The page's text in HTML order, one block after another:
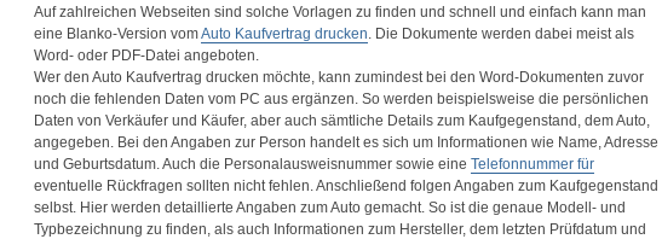
Auf zahlreichen Webseiten sind solche Vorlagen zu finden und schnell und einfach kann man
eine Blanko-Version vomAuto Kaufvertrag drucken. Die Dokumente werden dabei meist als
Word- oder PDF-Datei angeboten.
Wer den Auto Kaufvertrag drucken möchte, kann zumindest bei den Word-Dokumenten zuvor
noch die fehlenden Daten vom PC aus ergänzen. So werden beispielsweise die persönlichen
Daten von Verkäufer und Käufer, aber auch sämtliche Details zum Kaufgegenstand, dem Auto,
angegeben. Bei den Angaben zur Person handelt es sich um Informationen wie Name, Adresse
und Geburtsdatum. Auch die Personalausweisnummer sowie eine Telefonnummer für
eventuelle Rückfragen sollten nicht fehlen. Anschließend folgen Angaben zum Kaufgegenstand
selbst. Hier werden detaillierte Angaben zum Auto gemacht. So ist die genaue Modell- und
Typbezeichnung zu finden, als auch Informationen zum Hersteller, dem letzten Prüfdatum und